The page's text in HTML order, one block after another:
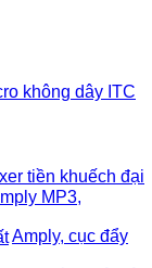
không dây ITC
tiền khuếch đại
MP3,
Amply, cục đẩy